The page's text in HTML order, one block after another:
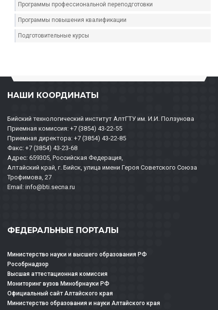
Программы профессиональной переподготовки
Программы повышения квалификации
Подготовительные курсы
НАШИ КООРДИНАТЫ
Бийский технологический институт АлтГТУ им. И.И. Ползунова
Приемная комиссия: +7 (3854) 43-22-55
Приемная директора: +7 (3854) 43-22-85
Факс: +7 (3854) 43-23-68
Адрес: 659305, Российская Федерация,
Алтайский край, г. Бийск, улица имени Героя Советского Союза
Трофимова, 27
Email: info@bti.secna.ru
ФЕДЕРАЛЬНЫЕ ПОРТАЛЫ
Министерство науки и высшего образования РФ
Рособрнадзор
Высшая аттестационная комиссия
Мониторинг вузов Минобрнауки РФ
Официальный сайт Алтайского края
Министерство образования и науки Алтайского края